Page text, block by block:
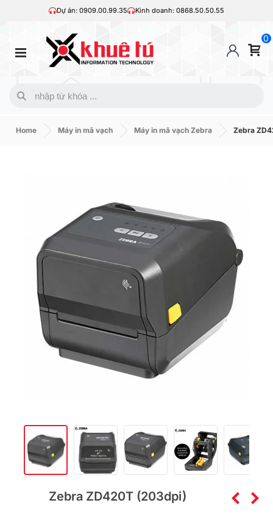
Dự án: 0909.00.99.35 Kinh doanh: 0868.50.50.55
0
Home Máy in mã vạch Máy in mã vạch Zebra Zebra
Zebra ZD420T (203dpi)